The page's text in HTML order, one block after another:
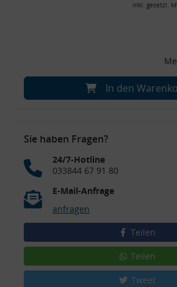
inkl. gesetzl.
In den
Sie haben Fragen?
24/7-Hotline
033844 67 91 80
E-Mail-Anfrage
anfragen
Teilen
Teilen
Tweet